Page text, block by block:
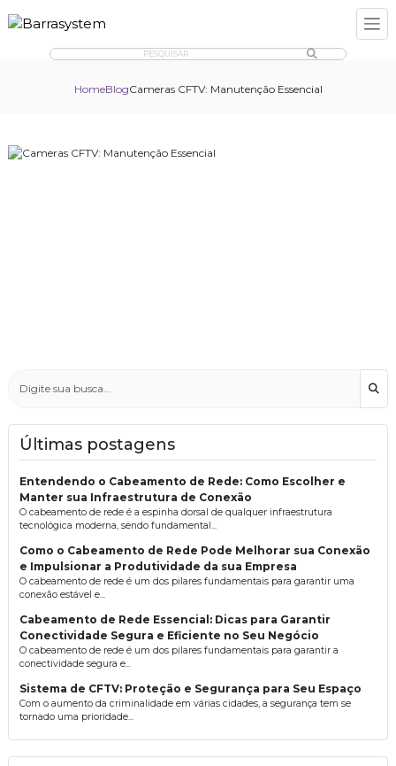
PESQUISAR
HomeBlogCameras CFTV: Manutenção Essencial
Últimas postagens
Entendendo o Cabeamento de Rede: Como Escolher e
Manter sua Infraestrutura de Conexão
O cabeamento de rede é a espinha dorsal de qualquer infraestrutura
tecnológica moderna, sendo fundamental...
Como o Cabeamento de Rede Pode Melhorar sua Conexão
e Impulsionar a Produtividade da sua Empresa
O cabeamento de rede é um dos pilares fundamentais para garantir uma
conexão estável e...
Cabeamento de Rede Essencial: Dicas para Garantir
Conectividade Segura e Eficiente no Seu Negócio
O cabeamento de rede é um dos pilares fundamentais para garantir a
conectividade segura e...
Sistema de CFTV: Proteção e Segurança para Seu Espaço
Com o aumento da criminalidade em várias cidades, a segurança tem se
tornado uma prioridade...